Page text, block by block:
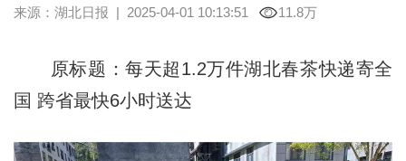
来源： 湖北日报 | 2025-04-01 10:13:51 11.8万
原标题：每天超1.2万件湖北春茶快递寄全
国 跨省最快6小时送达